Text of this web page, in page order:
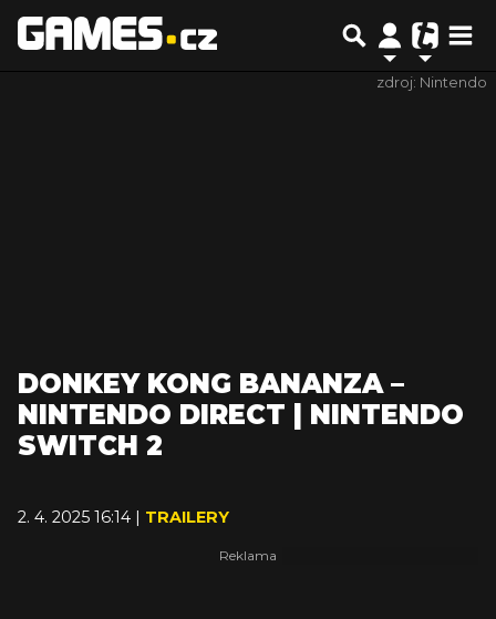
zdroj: Nintendo
DONKEY KONG BANANZA –
NINTENDO DIRECT | NINTENDO
SWITCH 2
2. 4. 2025 16:14 | TRAILERY